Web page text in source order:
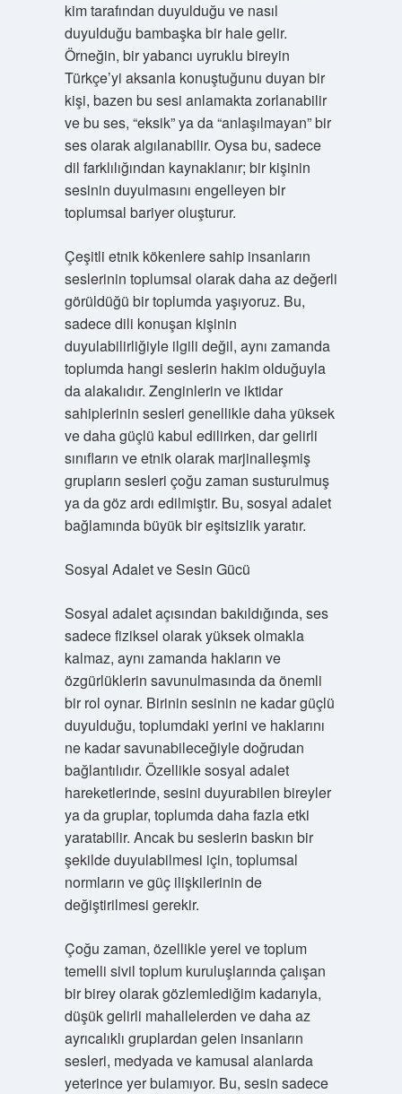
kim tarafından duyulduğu ve nasıl
duyulduğu bambaşka bir hale gelir.
Örneğin, bir yabancı uyruklu bireyin
Türkçe’yi aksanla konuştuğunu duyan bir
kişi, bazen bu sesi anlamakta zorlanabilir
ve bu ses, “eksik” ya da “anlaşılmayan” bir
ses olarak algılanabilir. Oysa bu, sadece
dil farklılığından kaynaklanır; bir kişinin
sesinin duyulmasını engelleyen bir
toplumsal bariyer oluşturur.
Çeşitli etnik kökenlere sahip insanların
seslerinin toplumsal olarak daha az değerli
görüldüğü bir toplumda yaşıyoruz. Bu,
sadece dili konuşan kişinin
duyulabilirliğiyle ilgili değil, aynı zamanda
toplumda hangi seslerin hakim olduğuyla
da alakalıdır. Zenginlerin ve iktidar
sahiplerinin sesleri genellikle daha yüksek
ve daha güçlü kabul edilirken, dar gelirli
sınıfların ve etnik olarak marjinalleşmiş
grupların sesleri çoğu zaman susturulmuş
ya da göz ardı edilmiştir. Bu, sosyal adalet
bağlamında büyük bir eşitsizlik yaratır.
Sosyal Adalet ve Sesin Gücü
Sosyal adalet açısından bakıldığında, ses
sadece fiziksel olarak yüksek olmakla
kalmaz, aynı zamanda hakların ve
özgürlüklerin savunulmasında da önemli
bir rol oynar. Birinin sesinin ne kadar güçlü
duyulduğu, toplumdaki yerini ve haklarını
ne kadar savunabileceğiyle doğrudan
bağlantılıdır. Özellikle sosyal adalet
hareketlerinde, sesini duyurabilen bireyler
ya da gruplar, toplumda daha fazla etki
yaratabilir. Ancak bu seslerin baskın bir
şekilde duyulabilmesi için, toplumsal
normların ve güç ilişkilerinin de
değiştirilmesi gerekir.
Çoğu zaman, özellikle yerel ve toplum
temelli sivil toplum kuruluşlarında çalışan
bir birey olarak gözlemlediğim kadarıyla,
düşük gelirli mahallelerden ve daha az
ayrıcalıklı gruplardan gelen insanların
sesleri, medyada ve kamusal alanlarda
yeterince yer bulamıyor. Bu, sesin sadece